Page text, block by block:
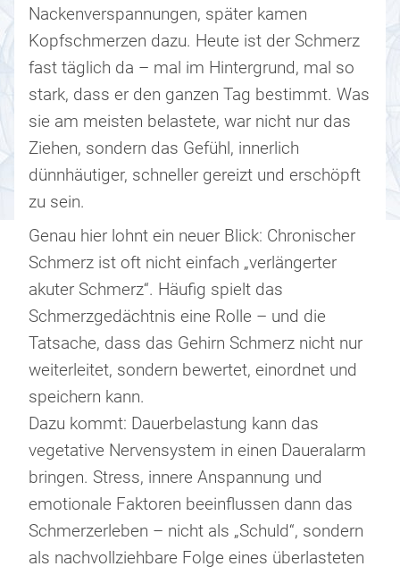
Nackenverspannungen, später kamen
Kopfschmerzen dazu. Heute ist der Schmerz
fast täglich da – mal im Hintergrund, mal so
stark, dass er den ganzen Tag bestimmt. Was
sie am meisten belastete, war nicht nur das
Ziehen, sondern das Gefühl, innerlich
dünnhäutiger, schneller gereizt und erschöpft
zu sein.
Genau hier lohnt ein neuer Blick: Chronischer
Schmerz ist oft nicht einfach „verlängerter
akuter Schmerz“. Häufig spielt das
Schmerzgedächtnis eine Rolle – und die
Tatsache, dass das Gehirn Schmerz nicht nur
weiterleitet, sondern bewertet, einordnet und
speichern kann.
Dazu kommt: Dauerbelastung kann das
vegetative Nervensystem in einen Daueralarm
bringen. Stress, innere Anspannung und
emotionale Faktoren beeinflussen dann das
Schmerzerleben – nicht als „Schuld“, sondern
als nachvollziehbare Folge eines überlasteten